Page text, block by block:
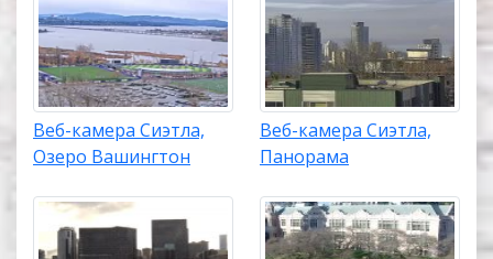
Веб-камера Сиэтла,
Озеро Вашингтон
Веб-камера Сиэтла,
Панорама